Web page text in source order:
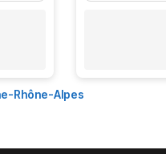
Rhône-Alpes